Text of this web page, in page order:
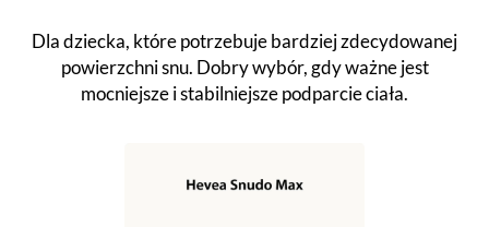
Dla dziecka, które potrzebuje bardziej zdecydowanej
powierzchni snu. Dobry wybór, gdy ważne jest
mocniejsze i stabilniejsze podparcie ciała.